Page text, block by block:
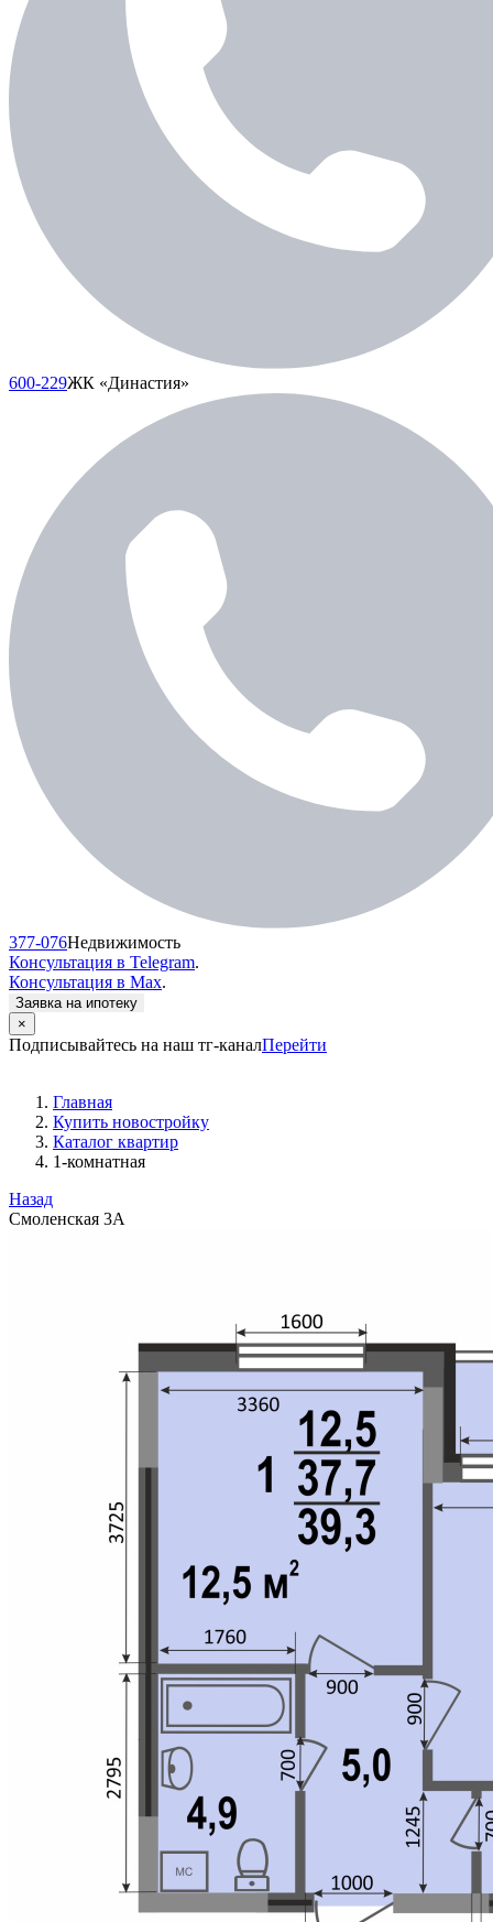
600-229ЖК «Династия»
377-076Недвижимость
Консультация в Telegram.
Консультация в Max.
Заявка на ипотеку
×
Подписывайтесь на наш тг-каналПерейти
Главная
Купить новостройку
Каталог квартир
1-комнатная
Назад
Смоленская 3А